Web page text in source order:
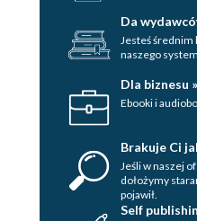
Da
Jesteś średnim
naszego
Dla biznesu »
Ebooki i
Brakuje Ci
Jeśli w naszej
dołożymy
pojawił.
Self